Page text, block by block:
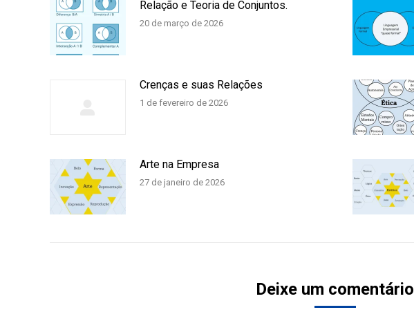
Relação e Teoria de Conjuntos.
20 de março de 2026
Crenças e suas Relações
1 de fevereiro de 2026
Arte na Empresa
27 de janeiro de 2026
Deixe um comentário